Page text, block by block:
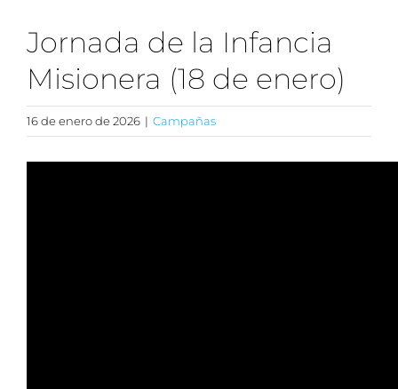
Jornada de la Infancia
Misionera (18 de enero)
16 de enero de 2026 | Campañas